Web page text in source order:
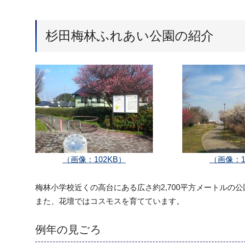
杉田梅林ふれあい公園の紹介
（画像：102KB） （画像：
梅林小学校近くの高台にある広さ約2,700平方メートルの
また、花壇ではコスモスを育てています。
例年の見ごろ